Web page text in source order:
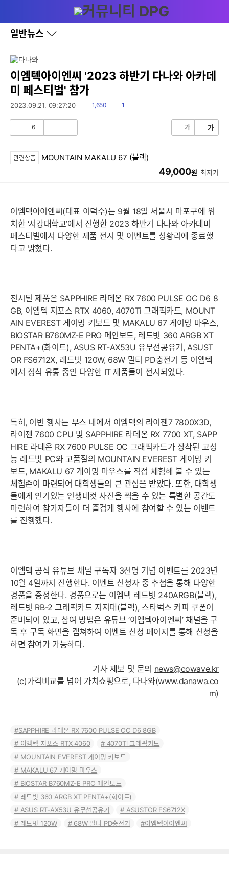
와
홈
일반뉴스
바
로
레
이
어
창
토
이엠텍아이엔씨 '2023 하반기 다나와 아카데
미 페스티벌' 참가
2023.09.21. 09:27:20
읽
1,650
댓1
6 가 가
관련상품 MOUNTAIN MAKALU 67 (블랙)
49,000원 최저가
이엠텍아이엔씨(대표 이덕수)는 9월 18일 서울시 마포구에 위
치한 ‘서강대학교’에서 진행한 2023 하반기 다나와 아카데미
페스티벌에서 다양한 제품 전시 및 이벤트를 성황리에 종료했
다고 밝혔다.
전시된 제품은 SAPPHIRE 라데온 RX 7600 PULSE OC D6 8
GB, 이엠텍 지포스 RTX 4060, 4070Ti 그래픽카드, MOUNT
AIN EVEREST 게이밍 키보드 및 MAKALU 67 게이밍 마우스,
BIOSTAR B760MZ-E PRO 메인보드, 레드빗 360 ARGB XT
PENTA+(화이트), ASUS RT-AX53U 유무선공유기, ASUST
OR FS6712X, 레드빗 120W, 68W 멀티 PD충전기 등 이엠텍
에서 정식 유통 중인 다양한 IT 제품들이 전시되었다.
특히, 이번 행사는 부스 내에서 이엠텍의 라이젠7 7800X3D,
라이젠 7600 CPU 및 SAPPHIRE 라데온 RX 7700 XT, SAPP
HIRE 라데온 RX 7600 PULSE OC 그래픽카드가 장착된 고성
능 레드빗 PC와 고품질의 MOUNTAIN EVEREST 게이밍 키
보드, MAKALU 67 게이밍 마우스를 직접 체험해 볼 수 있는
체험존이 마련되어 대학생들의 큰 관심을 받았다. 또한, 대학생
들에게 인기있는 인생네컷 사진을 찍을 수 있는 특별한 공간도
마련하여 참가자들이 더 즐겁게 행사에 참여할 수 있는 이벤트
를 진행했다.
이엠텍 공식 유튜브 채널 구독자 3천명 기념 이벤트를 2023년
10월 4일까지 진행한다. 이벤트 신청자 중 추첨을 통해 다양한
경품을 증정한다. 경품으로는 이엠텍 레드빗 240ARGB(블랙),
레드빗 RB-2 그래픽카드 지지대(블랙), 스타벅스 커피 쿠폰이
준비되어 있고, 참여 방법은 유튜브 ‘이엠텍아이엔씨’ 채널을 구
독 후 구독 화면을 캡쳐하여 이벤트 신청 페이지를 통해 신청을
하면 참여가 가능하다.
기사 제보 및 문의 news@cowave.kr
(c)가격비교를 넘어 가치쇼핑으로, 다나와(www.danawa.co
m)
SAPPHIRE 라데온 RX 7600 PULSE OC D6 8GB
이엠텍 지포스 RTX 4060
4070Ti 그래픽카드
MOUNTAIN EVEREST 게이밍 키보드
MAKALU 67 게이밍 마우스
BIOSTAR B760MZ-E PRO 메인보드
레드빗 360 ARGB XT PENTA+(화이트)
ASUS RT-AX53U 유무선공유기
ASUSTOR FS6712X
레드빗 120W
68W 멀티 PD충전기 이엠텍아이엔씨